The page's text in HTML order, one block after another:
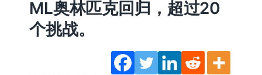
ML奥林匹克回归，超过20
个挑战。